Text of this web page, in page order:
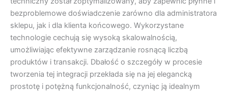
bezproblemowe doświadczenie zarówno dla administratora
sklepu, jak i dla klienta końcowego. Wykorzystane
technologie cechują się wysoką skalowalnością,
umożliwiając efektywne zarządzanie rosnącą liczbą
produktów i transakcji. Dbałość o szczegóły w procesie
tworzenia tej integracji przekłada się na jej elegancką
prostotę i potężną funkcjonalność, czyniąc ją idealnym